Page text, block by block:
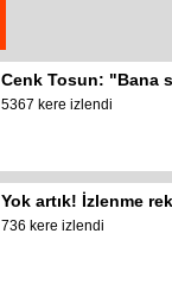
Cenk Tosun: "Bana
5367 kere izlendi
Yok artık! İzlenme
736 kere izlendi